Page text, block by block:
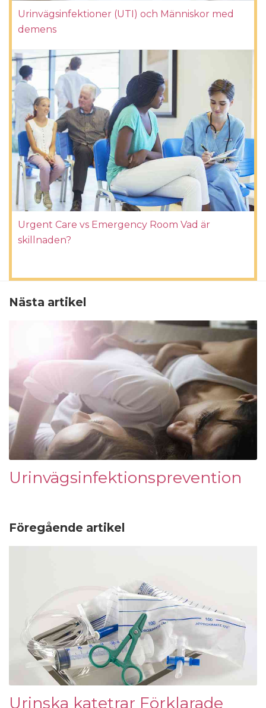
Urinvägsinfektioner (UTI) och Människor med
demens
Urgent Care vs Emergency Room Vad är
skillnaden?
Nästa artikel
Urinvägsinfektionsprevention
Föregående artikel
Urinska katetrar Förklarade